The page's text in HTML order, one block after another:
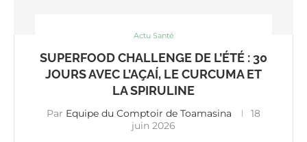
Actu Santé
SUPERFOOD CHALLENGE DE L’ÉTÉ : 30
JOURS AVEC L’AÇAÍ, LE CURCUMA ET
LA SPIRULINE
Par Equipe du Comptoir de Toamasina
18
juin 2026